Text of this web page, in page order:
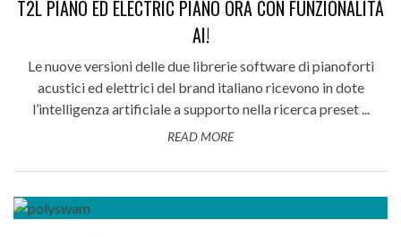
T2L PIANO ED ELECTRIC PIANO ORA CON FUNZIONALITÀ
AI!
Le nuove versioni delle due librerie software di pianoforti
acustici ed elettrici del brand italiano ricevono in dote
l’intelligenza artificiale a supporto nella ricerca preset ...
READ MORE